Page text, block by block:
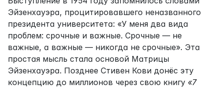
Эйзенхауэра, процитировавшего неназванного
президента университета: «У меня два вида
проблем: срочные и важные. Срочные — не
важные, а важные — никогда не срочные». Эта
простая мысль стала основой Матрицы
Эйзенхауэра. Позднее Стивен Кови донёс эту
концепцию до миллионов через свою книгу «7